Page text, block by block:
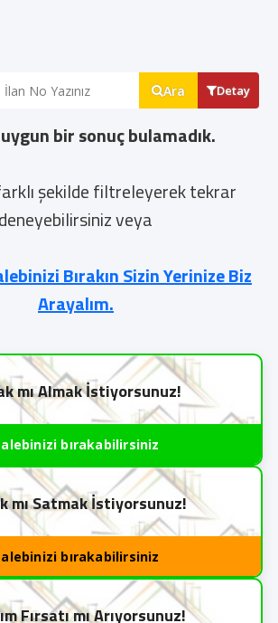
Ara Detay
bir sonuç bulamadık.
şekilde filtreleyerek tekrar
deneyebilirsiniz veya
Bırakın Sizin Yerinize Biz
Arayalım.
mı Almak İstiyorsunuz!
bırakabilirsiniz
mı Satmak İstiyorsunuz!
bırakabilirsiniz
Fırsatı mı Arıyorsunuz!